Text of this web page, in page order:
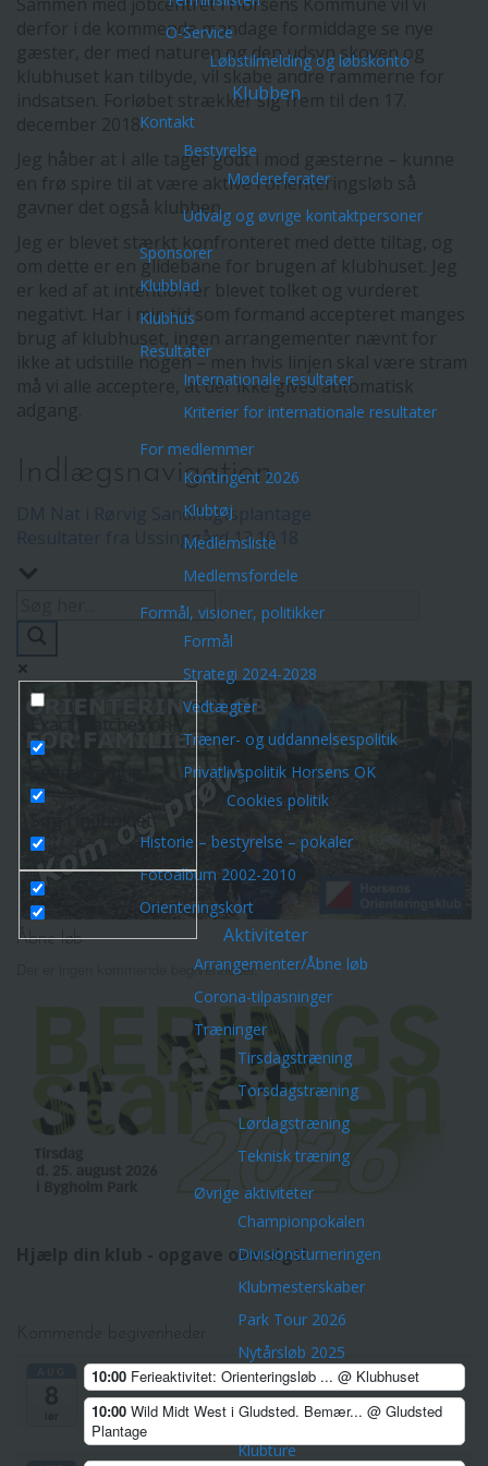
O-Service
Løbstilmelding og løbskonto
Klubben
Kontakt
Bestyrelse
Mødereferater
Udvalg og øvrige kontaktpersoner
Sponsorer
Klubblad
Klubhus
Resultater
Internationale resultater
Kriterier for internationale resultater
For medlemmer
Kontingent 2026
Klubtøj
Medlemsliste
Medlemsfordele
Formål, visioner, politikker
Formål
Strategi 2024-2028
Vedtægter
Træner- og uddannelsespolitik
Privatlivspolitik Horsens OK
Cookies politik
Historie – bestyrelse – pokaler
Fotoalbum 2002-2010
Orienteringskort
Aktiviteter
Arrangementer/Åbne løb
Corona-tilpasninger
Træninger
Tirsdagstræning
Torsdagstræning
Lørdagstræning
Teknisk træning
Øvrige aktiviteter
Championpokalen
Divisionsturneringen
Klubmesterskaber
Park Tour 2026
Nytårsløb 2025
Dark Trail Horsens
Klubfest for voksne
Klubture
derfor i de kommende mandage formiddage se nye
gæster, der med naturen og den udsyn skoven og
klubhuset kan tilbyde, vil skabe andre rammerne for
indsatsen. Forløbet strækker sig frem til den 17.
december 2018.
Jeg håber at I alle tager godt i mod gæsterne – kunne
en frø spire til at være aktive i orienteringsløb så
gavner det også klubben.
Jeg er blevet stærkt konfronteret med dette tiltag, og
om dette er en glidebane for brugen af klubhuset. Jeg
er ked af at intention er blevet tolket og vurderet
negativt. Har i min tid som formand accepteret manges
ikke at udstille nogen – men hvis linjen skal være stram
må vi alle acceptere, at der ikke gives automatisk
Indlægsnavigation
DM Nat i Rørvig Sandflugtsplantage
Resultater fra Ussinggård 13.10.18
Åbne løb
Der er ingen kommende begivenheder.
Hjælp din klub - opgave oversigt!
10:00 Ferieaktivitet: Orienteringsløb ... @ Klubhuset
10:00 Wild Midt West i Gludsted. Bemær... @ Gludsted
Plantage